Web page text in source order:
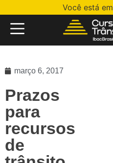
Você está em
março 6, 2017
Prazos
para
recursos
de